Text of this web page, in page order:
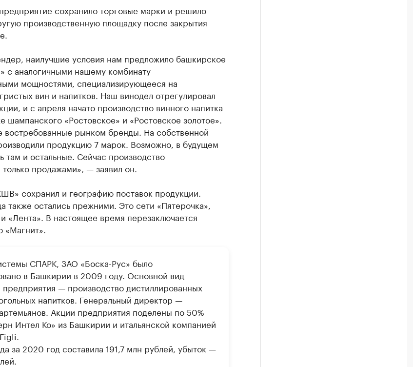
сохранило торговые марки и решило
производственную площадку после закрытия
наилучшие условия нам предложило башкирское
с аналогичными нашему комбинату
мощностями, специализирующееся на
вин и напитков. Наш винодел отрегулировал
и с апреля начато производство винного напитка
шампанского «Ростовское» и «Ростовское золотое».
рынком бренды. На собственной
продукцию 7 марок. Возможно, в будущем
там и остальные. Сейчас производство
продажами», — заявил он.
сохранил и географию поставок продукции.
также остались прежними. Это сети «Пятерочка»,
«Лента». В настоящее время перезаключается
«Магнит».
СПАРК, ЗАО «Боска-Рус» было
в Башкирии в 2009 году. Основной вид
предприятия — производство дистиллированных
напитков. Генеральный директор —
Акции предприятия поделены по 50%
Интел Ко» из Башкирии и итальянской компанией
за 2020 год составила 191,7 млн рублей, убыток —